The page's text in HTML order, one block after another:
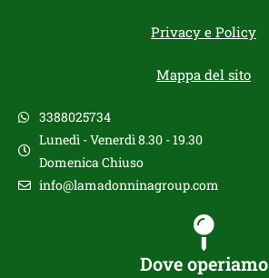
Privacy e Policy
Mappa del sito
3388025734
Lunedì - Venerdì 8.30 - 19.30
Domenica Chiuso
info@lamadonninagroup.com
Dove operiamo